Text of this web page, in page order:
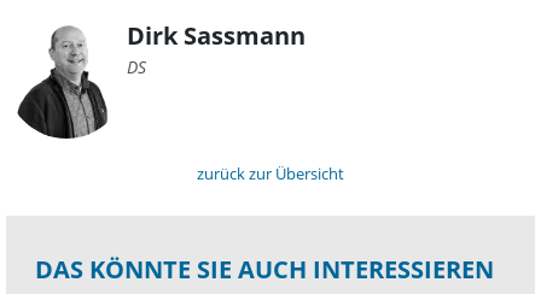
Dirk Sassmann
DS
zurück zur Übersicht
DAS KÖNNTE SIE AUCH INTERESSIEREN